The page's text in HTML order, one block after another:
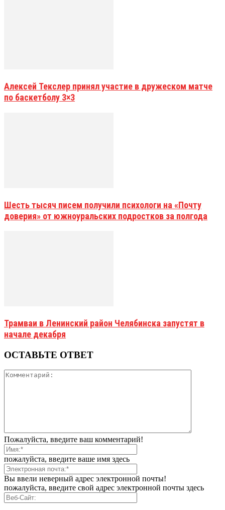
Алексей Текслер принял участие в дружеском матче
по баскетболу 3×3
Шесть тысяч писем получили психологи на «Почту
доверия» от южноуральских подростков за полгода
Трамваи в Ленинский район Челябинска запустят в
начале декабря
ОСТАВЬТЕ ОТВЕТ
Пожалуйста, введите ваш комментарий!
пожалуйста, введите ваше имя здесь
Вы ввели неверный адрес электронной почты!
пожалуйста, введите свой адрес электронной почты здесь